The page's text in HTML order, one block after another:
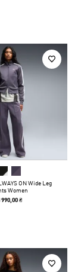
ON Wide Leg
Women
990,00 ₴